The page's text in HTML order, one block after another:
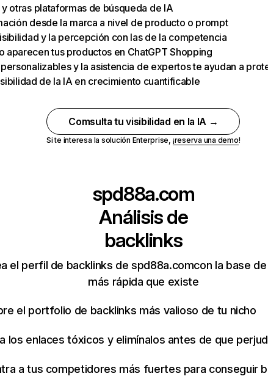
otras plataformas de búsqueda de IA
desde la marca a nivel de producto o prompt
y la percepción con las de la competencia
aparecen tus productos en ChatGPT Shopping
y la asistencia de expertos te ayudan a
de la IA en crecimiento cuantificable
Comsulta tu visibilidad en la IA →
Si te interesa la solución Enterprise, ¡reserva una demo!
spd88a.com
Análisis de
backlinks
el perfil de backlinks de spd88a.comcon la base
más rápida que existe
el portfolio de backlinks más valioso de tu nicho
los enlaces tóxicos y elimínalos antes de que
a tus competidores más fuertes para conseguir